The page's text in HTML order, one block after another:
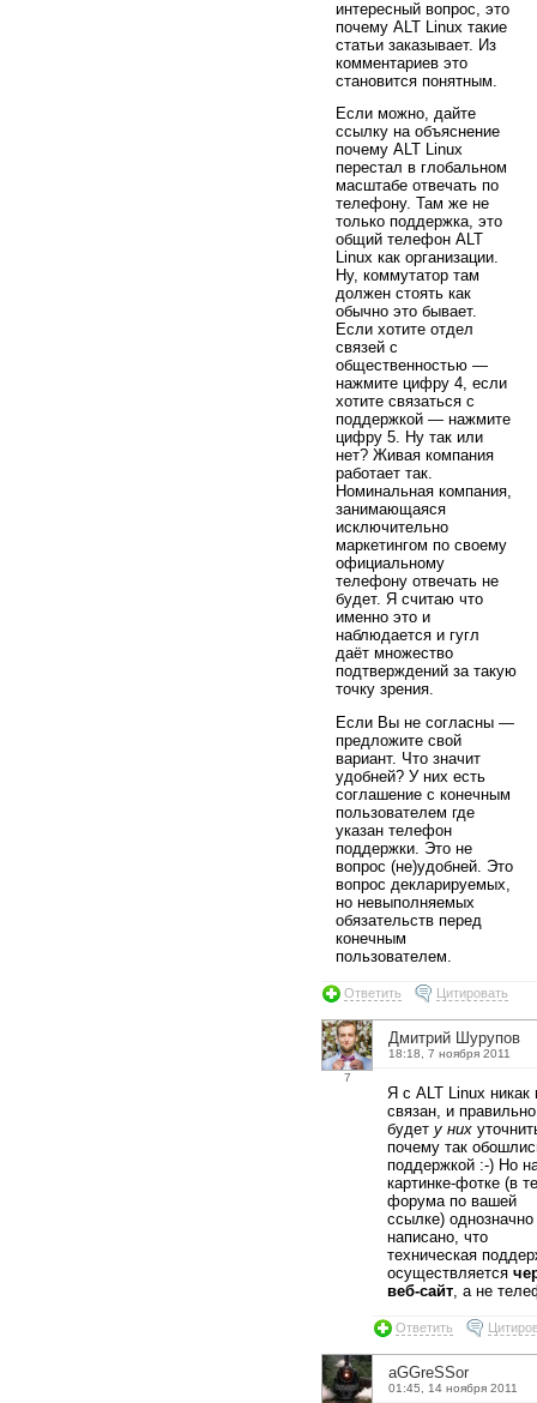
интересный вопрос, это
почему ALT Linux такие
статьи заказывает. Из
комментариев это
становится понятным.
Если можно, дайте
ссылку на объяснение
почему ALT Linux
перестал в глобальном
масштабе отвечать по
телефону. Там же не
только поддержка, это
общий телефон ALT
Linux как организации.
Ну, коммутатор там
должен стоять как
обычно это бывает.
Если хотите отдел
связей с
общественностью —
нажмите цифру 4, если
хотите связаться с
поддержкой — нажмите
цифру 5. Ну так или
нет? Живая компания
работает так.
Номинальная компания,
занимающаяся
исключительно
маркетингом по своему
официальному
телефону отвечать не
будет. Я считаю что
именно это и
наблюдается и гугл
даёт множество
подтверждений за такую
точку зрения.
Если Вы не согласны —
предложите свой
вариант. Что значит
удобней? У них есть
соглашение с конечным
пользователем где
указан телефон
поддержки. Это не
вопрос (не)удобней. Это
вопрос декларируемых,
но невыполняемых
обязательств перед
конечным
пользователем.
Ответить Цитировать
7
Дмитрий Шурупов
18:18, 7 ноября 2011
Я с ALT Linux никак
связан, и правильно
будет у них
почему так
поддержкой :-) Но
картинке-фотке (в
форума по вашей
ссылке) однозначно
написано, что
техническая
осуществляется
веб-сайт , а не
Ответить
aGGreSSor
01:45, 14 ноября 2011